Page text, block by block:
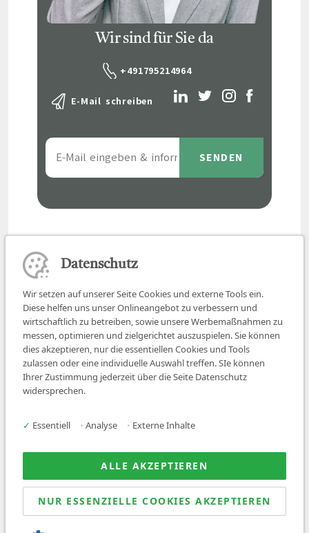
Wir sind für Sie da
+491795214964
E-Mail schreiben
Job finden
Über uns
News
© 2026 Sanovetis. All rights reserved.
Datenschutz
Wir setzen auf unserer Seite Cookies und externe Tools ein.
Diese helfen uns unser Onlineangebot zu verbessern und
wirtschaftlich zu betreiben, sowie unsere Werbemaßnahmen zu
messen, optimieren und zielgerichtet auszuspielen. Sie können
dies akzeptieren, nur die essentiellen Cookies und Tools
zulassen oder eine individuelle Auswahl treffen. SIe können
Ihrer Zustimmung jederzeit über die Seite Datenschutz
widersprechen.
✓ Essentiell • Analyse • Externe Inhalte
ALLE AKZEPTIEREN
NUR ESSENZIELLE COOKIES AKZEPTIEREN